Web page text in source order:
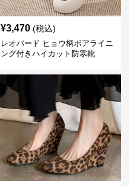
¥3,470 (税込)
レオパード ヒョウ柄ボアライニ
ング付きハイカット防寒靴